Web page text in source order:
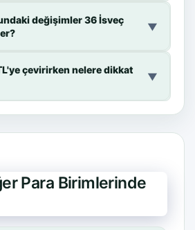
değişimler 36 İsveç
▼
çevirirken nelere dikkat
▼
Para Birimlerinde